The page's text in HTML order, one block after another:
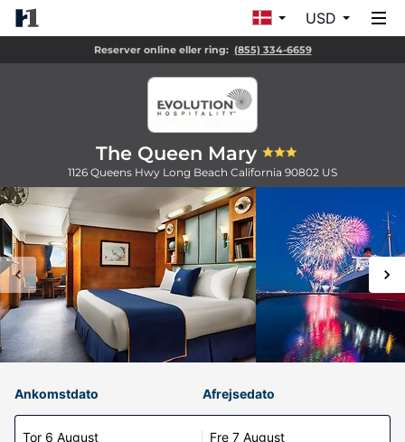
USD
Reserver online eller ring: (855) 334-6659
The Queen Mary
1126 Queens Hwy Long Beach California 90802 US
Ankomstdato
Tor 6 August
Afrejsedato
Fre 7 August